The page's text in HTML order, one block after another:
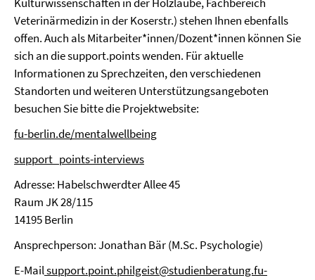
Veterinärmedizin in der Koserstr.) stehen Ihnen ebenfalls
offen. Auch als Mitarbeiter*innen/Dozent*innen können Sie
sich an die support.points wenden. Für aktuelle
Informationen zu Sprechzeiten, den verschiedenen
Standorten und weiteren Unterstützungsangeboten
besuchen Sie bitte die Projektwebsite:
fu-berlin.de/mentalwellbeing
support_points-interviews
Adresse: Habelschwerdter Allee 45
Raum JK 28/115
14195 Berlin
Ansprechperson: Jonathan Bär (M.Sc. Psychologie)
E-Mailsupport.point.philgeist@studienberatung.fu-